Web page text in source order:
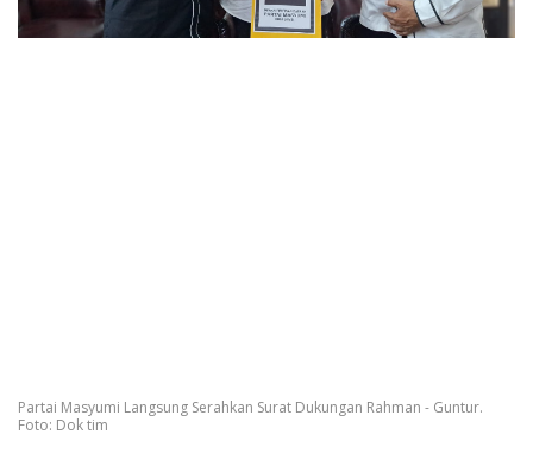
Partai Masyumi Langsung Serahkan Surat Dukungan Rahman - Guntur.
Foto: Dok tim